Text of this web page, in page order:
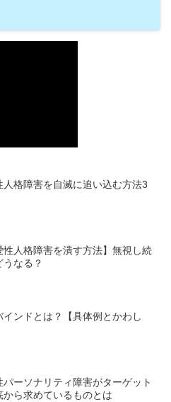
人格障害を自滅に追い込む方法3
性人格障害を潰す方法】無視し続
うなる？
インドとは？【具体例とかわし
パーソナリティ障害がターゲット
から求めているものとは